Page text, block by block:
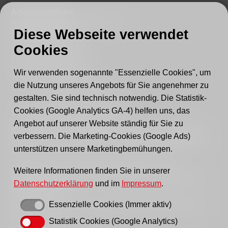
Lindenstraße 46
15517 Fürstenwalde
Fax: 03361 - 592221
E-mail:post@awo-fuewa.de
Sprechzeiten Geschäftsstelle:
Sie erreichen uns persönlich telefonisch donnerstags
von 9–12 Uhr bzw. dienstags und donnerstags von 14–
16 Uhr.
Außerhalb der Sprechzeiten erreichen Sie uns
Kontaktformular.
Gern können Sie uns auch einen Brief schreiben oder
ein Fax senden.
Diese Webseite verwendet
Cookies
Wir verwenden sogenannte "Essenzielle Cookies", um
die Nutzung unseres Angebots für Sie angenehmer zu
gestalten. Sie sind technisch notwendig. Die Statistik-
Cookies (Google Analytics GA-4) helfen uns, das
Angebot auf unserer Website ständig für Sie zu
verbessern. Die Marketing-Cookies (Google Ads)
unterstützen unsere Marketingbemühungen.
Weitere Informationen finden Sie in unserer
Datenschutzerklärung und im Impressum.
Essenzielle Cookies (Immer aktiv)
Statistik Cookies (Google Analytics)